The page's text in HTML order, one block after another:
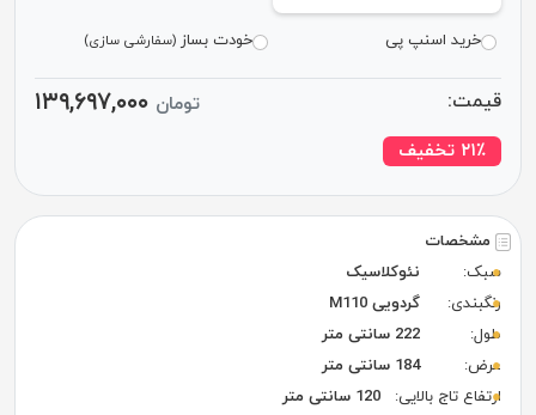
مشخصات
سبک:
نئوکلاسیک
رنگبندی:
گردویی M110
طول:
222 سانتی متر
عرض:
184 سانتی متر
ارتفاع تاج بالایی:
120 سانتی متر
خرید اسنپ پی خودت بساز(سفارشی سازی)
قیمت: تومان ۱۳۹,۶۹۷,۰۰۰
۲۱٪ تخفیف